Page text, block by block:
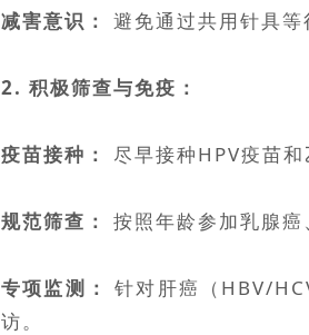
减害意识： 避免通过共用针具等
2. 积极筛查与免疫：
疫苗接种： 尽早接种HPV疫苗和
规范筛查： 按照年龄参加乳腺癌
专项监测：
针对肝癌（HBV/
访。